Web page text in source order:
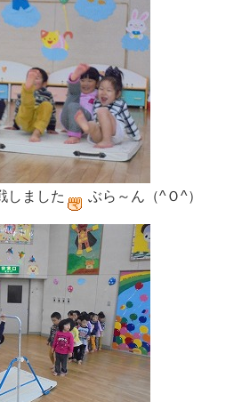
しました ぶら～ん（^Ｏ^）